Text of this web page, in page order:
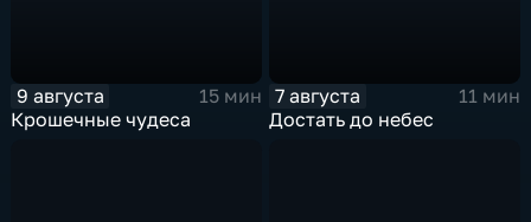
9 августа
15 мин
Крошечные чудеса
7 августа
11 мин
Достать до небес